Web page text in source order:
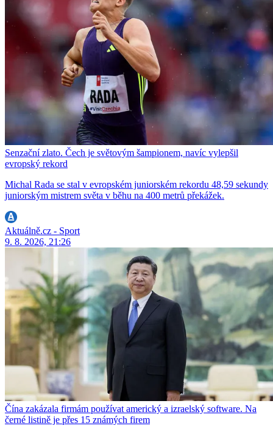
Senzační zlato. Čech je světovým šampionem, navíc vylepšil
evropský rekord
Michal Rada se stal v evropském juniorském rekordu 48,59 sekundy
juniorským mistrem světa v běhu na 400 metrů překážek.
Aktuálně.cz - Sport
9. 8. 2026, 21:26
Čína zakázala firmám používat americký a izraelský software. Na
černé listině je přes 15 známých firem